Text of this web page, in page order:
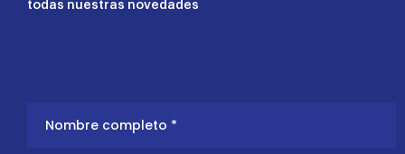
todas nuestras novedades